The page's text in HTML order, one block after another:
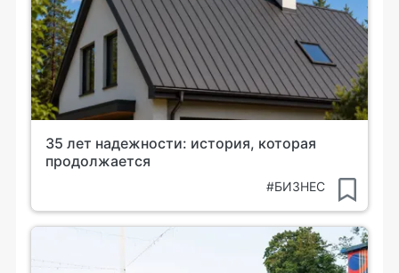
35 лет надежности: история, которая
продолжается
#БИЗНЕС